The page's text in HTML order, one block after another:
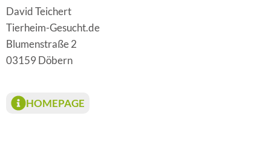
David Teichert
Tierheim-Gesucht.de
Blumenstraße 2
03159 Döbern
HOMEPAGE